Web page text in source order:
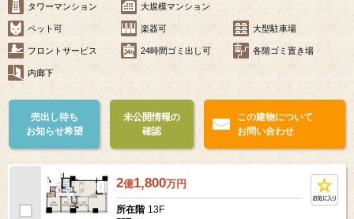
タワーマンション 大規模マンション
ペット可 楽器可 大型駐車場
フロントサービス 24時間ゴミ出し可 各階ゴミ置き場
内廊下
売出し待ち
お知らせ希望
未公開情報の
確認
この建物について
お問い合わせ
2億1,800万円
所在階 13F